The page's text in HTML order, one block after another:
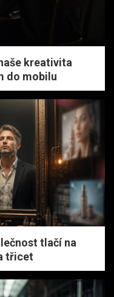
kreativita
do mobilu
tlačí na
třicet